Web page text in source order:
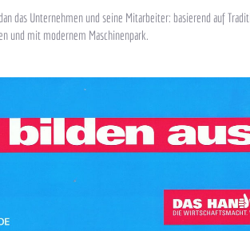
das Unternehmen und seine Mitarbeiter: basierend auf
und mit modernem Maschinenpark.